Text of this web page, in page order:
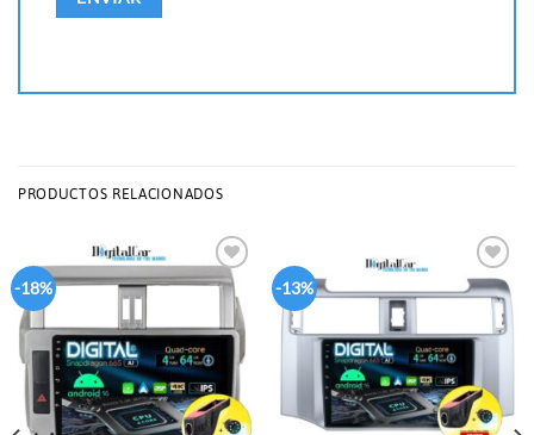
PRODUCTOS RELACIONADOS
-18%
Add to
wishlist
-13%
Add to
wishlist